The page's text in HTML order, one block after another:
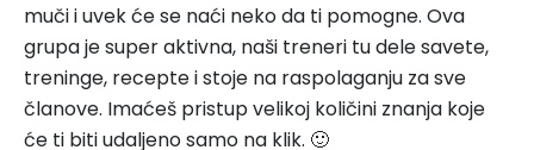
muči i uvek će se naći neko da ti pomogne. Ova
grupa je super aktivna, naši treneri tu dele savete,
treninge, recepte i stoje na raspolaganju za sve
članove. Imaćeš pristup velikoj količini znanja koje
će ti biti udaljeno samo na klik. 🙂